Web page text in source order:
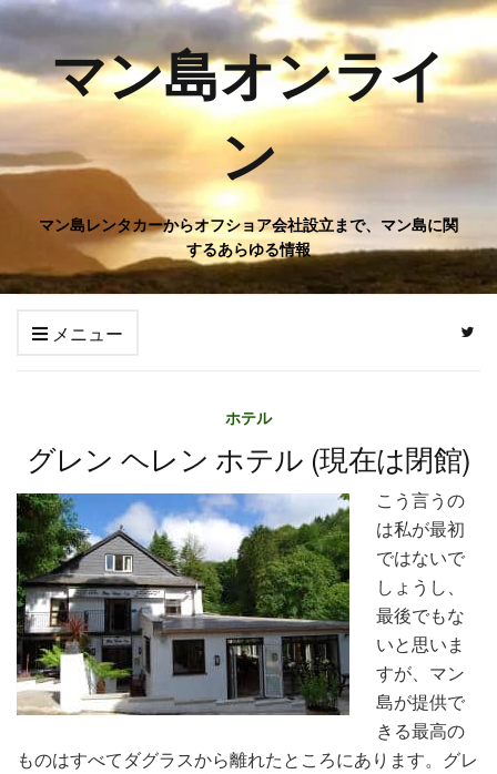
マン島オンライ
ン
マン島レンタカーからオフショア会社設立まで、マン島に関
するあらゆる情報
メニュー
ホテル
グレン ヘレン ホテル (現在は閉館)
こう言うの
は私が最初
ではないで
しょうし、
最後でもな
いと思いま
すが、マン
島が提供で
きる最高の
ものはすべてダグラスから離れたところにあります。グレ